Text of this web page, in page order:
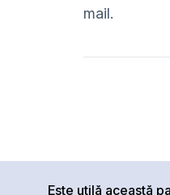
mail.
Este utilă această